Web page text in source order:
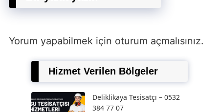
Yorum yapabilmek için oturum açmalısınız.
Hizmet Verilen Bölgeler
Deliklikaya Tesisatçı – 0532
384 77 07